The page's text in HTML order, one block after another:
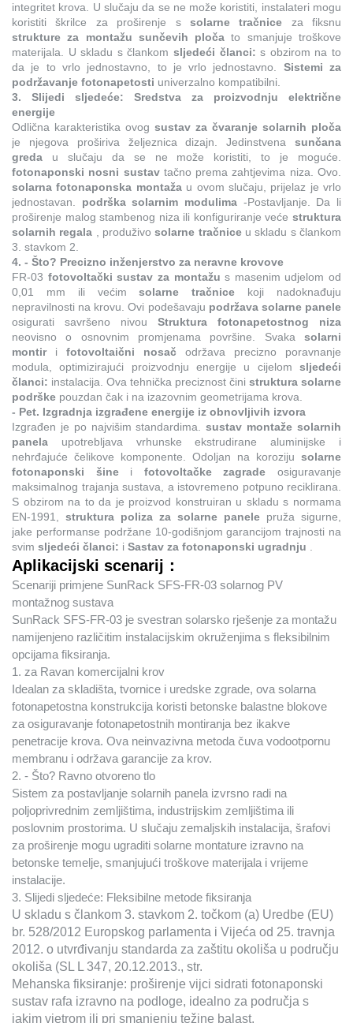
integritet krova. U slučaju da se ne može koristiti, instalateri mogu
koristiti škrilce za proširenje s solarne tračnice za fiksnu
strukture za montažu sunčevih pločato smanjuje troškove
materijala. U skladu s člankom sljedeći članci:s obzirom na to
da je to vrlo jednostavno, to je vrlo jednostavno. Sistemi za
podržavanje fotonapetosti univerzalno kompatibilni.
3. Slijedi sljedeće: Sredstva za proizvodnju električne
energije
Odlična karakteristika ovog sustav za čvaranje solarnih ploča
je njegova proširiva željeznica dizajn. Jedinstvena sunčana
greda u slučaju da se ne može koristiti, to je moguće.
fotonaponski nosni sustav tačno prema zahtjevima niza. Ovo.
solarna fotonaponska montaža u ovom slučaju, prijelaz je vrlo
jednostavan. podrška solarnim modulima -Postavljanje. Da li
proširenje malog stambenog niza ili konfiguriranje veće struktura
solarnih regala , produživosolarne tračnice u skladu s člankom
3. stavkom 2.
4. - Što? Precizno inženjerstvo za neravne krovove
FR-03 fotovoltački sustav za montažus masenim udjelom od
0,01 mm ili većimsolarne tračnice koji nadoknađuju
nepravilnosti na krovu. Ovi podešavaju podržava solarne panele
osigurati savršeno nivou Struktura fotonapetostnog niza
neovisno o osnovnim promjenama površine. Svaka solarni
montir i fotovoltaični nosač održava precizno poravnanje
modula, optimizirajući proizvodnju energije u cijelom sljedeći
članci: instalacija. Ova tehnička preciznost čini struktura solarne
podrške pouzdan čak i na izazovnim geometrijama krova.
- Pet. Izgradnja izgrađene energije iz obnovljivih izvora
Izgrađen je po najvišim standardima.sustav montaže solarnih
panela upotrebljava vrhunske ekstrudirane aluminijske i
nehrđajuće čelikove komponente. Odoljan na koroziju solarne
fotonaponski šine i fotovoltačke zagradeosiguravanje
maksimalnog trajanja sustava, a istovremeno potpuno reciklirana.
S obzirom na to da je proizvod konstruiran u skladu s normama
EN-1991, struktura poliza za solarne panele pruža sigurne,
jake performanse podržane 10-godišnjom garancijom trajnosti na
svim sljedeći članci: i Sastav za fotonaponski ugradnju .
Aplikacijski scenarij：
Scenariji primjene SunRack SFS-FR-03 solarnog PV
montažnog sustava
SunRack SFS-FR-03 je svestran solarsko rješenje za montažu
namijenjeno različitim instalacijskim okruženjima s fleksibilnim
opcijama fiksiranja.
1. za Ravan komercijalni krov
Idealan za skladišta, tvornice i uredske zgrade, ova solarna
fotonapetostna konstrukcija koristi betonske balastne blokove
za osiguravanje fotonapetostnih montiranja bez ikakve
penetracije krova. Ova neinvazivna metoda čuva vodootpornu
membranu i održava garancije za krov.
2. - Što? Ravno otvoreno tlo
Sistem za postavljanje solarnih panela izvrsno radi na
poljoprivrednim zemljištima, industrijskim zemljištima ili
poslovnim prostorima. U slučaju zemaljskih instalacija, šrafovi
za proširenje mogu ugraditi solarne montature izravno na
betonske temelje, smanjujući troškove materijala i vrijeme
instalacije.
3. Slijedi sljedeće: Fleksibilne metode fiksiranja
U skladu s člankom 3. stavkom 2. točkom (a) Uredbe (EU)
br. 528/2012 Europskog parlamenta i Vijeća od 25. travnja
2012. o utvrđivanju standarda za zaštitu okoliša u području
okoliša (SL L 347, 20.12.2013., str.
Mehanska fiksiranje: proširenje vijci sidrati fotonaponski
sustav rafa izravno na podloge, idealno za područja s
jakim vjetrom ili pri smanjenju težine balast.